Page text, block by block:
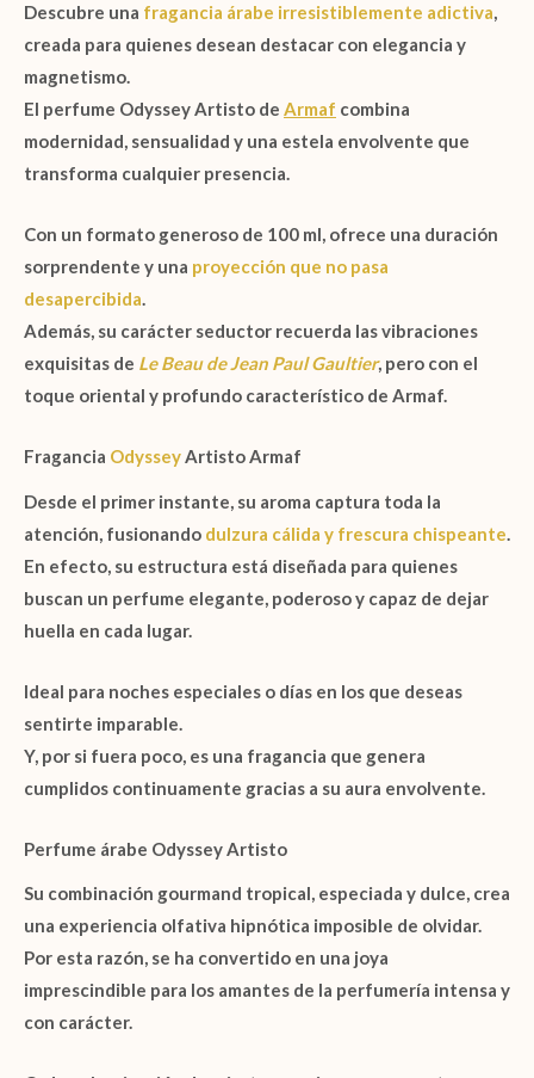
Descubre una fragancia árabe irresistiblemente adictiva,
creada para quienes desean destacar con elegancia y
magnetismo.
El perfume Odyssey Artisto de Armaf combina
modernidad, sensualidad y una estela envolvente que
transforma cualquier presencia.
Con un formato generoso de 100 ml, ofrece una duración
sorprendente y una proyección que no pasa
desapercibida.
Además, su carácter seductor recuerda las vibraciones
exquisitas de Le Beau de Jean Paul Gaultier, pero con el
toque oriental y profundo característico de Armaf.
Fragancia OdysseyArtisto Armaf
Desde el primer instante, su aroma captura toda la
atención, fusionando dulzura cálida y frescura chispeante
En efecto, su estructura está diseñada para quienes
buscan un perfume elegante, poderoso y capaz de dejar
huella en cada lugar.
Ideal para noches especiales o días en los que deseas
sentirte imparable.
Y, por si fuera poco, es una fragancia que genera
cumplidos continuamente gracias a su aura envolvente.
Perfume árabe Odyssey Artisto
Su combinación gourmand tropical, especiada y dulce, crea
una experiencia olfativa hipnótica imposible de olvidar.
Por esta razón, se ha convertido en una joya
imprescindible para los amantes de la perfumería intensa y
con carácter.